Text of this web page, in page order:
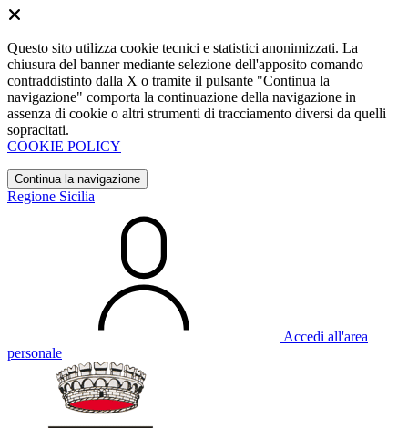
Questo sito utilizza cookie tecnici e statistici anonimizzati. La
chiusura del banner mediante selezione dell'apposito comando
contraddistinto dalla X o tramite il pulsante "Continua la
navigazione" comporta la continuazione della navigazione in
assenza di cookie o altri strumenti di tracciamento diversi da quelli
sopracitati.
COOKIE POLICY
Continua la navigazione
Regione Sicilia
Accedi all'area
personale